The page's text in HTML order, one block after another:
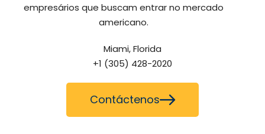
empresários que buscam entrar no mercado
americano.
Miami, Florida
+1 (305) 428-2020
Contáctenos